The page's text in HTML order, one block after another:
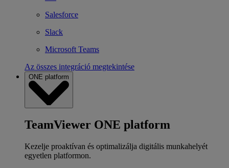
Salesforce
Slack
Microsoft Teams
Az összes integráció megtekintése
ONE platform
TeamViewer ONE platform
Kezelje proaktívan és optimalizálja digitális munkahelyét
egyetlen platformon.